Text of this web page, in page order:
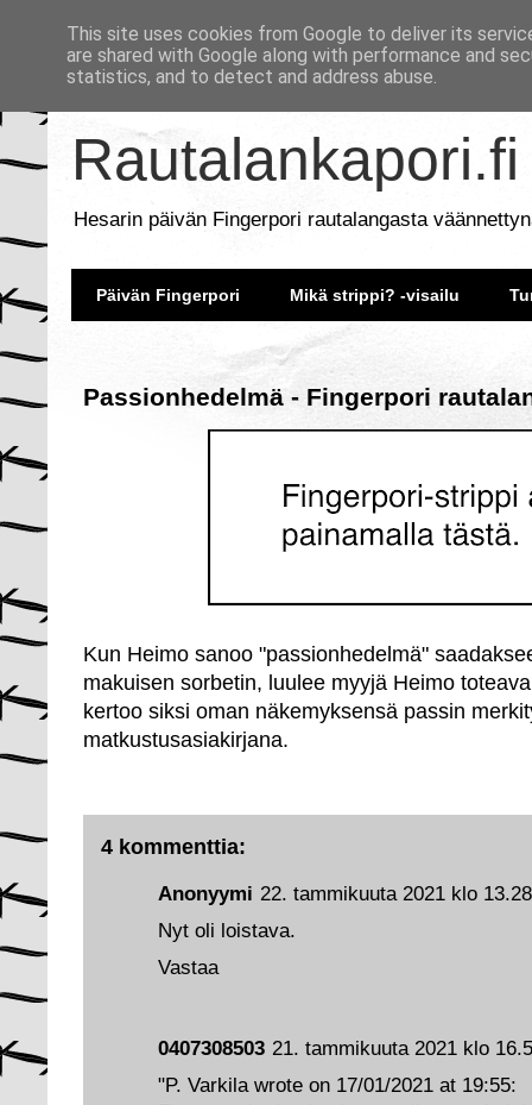
Rautalankapori.fi
Hesarin päivän Fingerpori rautalangasta
Päivän Fingerpori Mikä strippi? -visailu
Passionhedelmä - Fingerpori
Kun Heimo sanoo "passionhedelmä"
makuisen sorbetin, luulee myyjä Heimo
kertoo siksi oman näkemyksensä passin
matkustusasiakirjana.
4 kommenttia:
0407308503 21. tammikuuta 2021 klo
"P. Varkila wrote on 17/01/2021 at 19:55:
Anonyymi 22. tammikuuta 2021 klo 13.28
Nyt oli loistava.
Vastaa
This site uses cookies from Google to deliver its
are shared with Google along with performance and
statistics, and to detect and address abuse.